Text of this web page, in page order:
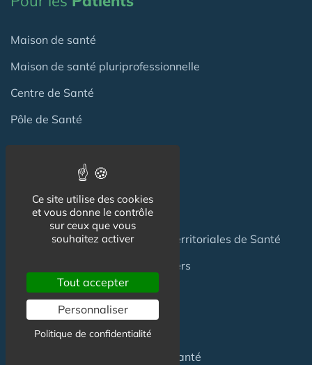
Maison de santé
Maison de santé pluriprofessionnelle
Centre de Santé
Pôle de Santé
Maison de naissance
Centre de Soins et de Prévention
Communauté Professionnelles Territoriales de Santé
Hotel Patient & Hôtels Hospitaliers
Pour lesProfessionnels
en Maison de Santé
Ce site utilise des cookies
et vous donne le contrôle
sur ceux que vous
souhaitez activer
Tout accepter
Personnaliser
Politique de confidentialité